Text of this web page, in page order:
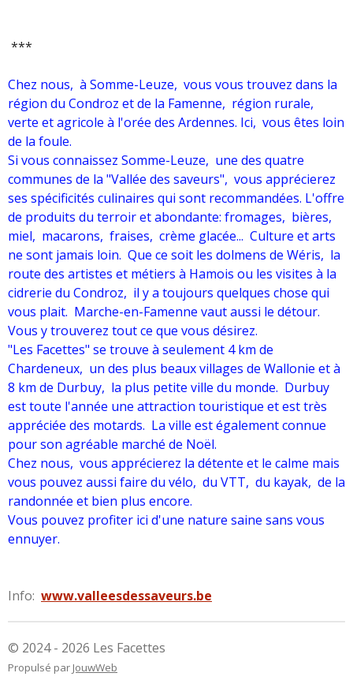
***
Chez nous, à Somme-Leuze, vous vous trouvez dans la
région du Condroz et de la Famenne, région rurale,
verte et agricole à l'orée des Ardennes. Ici, vous êtes loin
de la foule.
Si vous connaissez Somme-Leuze, une des quatre
communes de la "Vallée des saveurs", vous apprécierez
ses spécificités culinaires qui sont recommandées. L'offre
de produits du terroir et abondante: fromages, bières,
miel, macarons, fraises, crème glacée... Culture et arts
ne sont jamais loin. Que ce soit les dolmens de Wéris, la
route des artistes et métiers à Hamois ou les visites à la
cidrerie du Condroz, il y a toujours quelques chose qui
vous plait. Marche-en-Famenne vaut aussi le détour.
Vous y trouverez tout ce que vous désirez.
"Les Facettes" se trouve à seulement 4 km de
Chardeneux, un des plus beaux villages de Wallonie et à
8 km de Durbuy, la plus petite ville du monde. Durbuy
est toute l'année une attraction touristique et est très
appréciée des motards. La ville est également connue
pour son agréable marché de Noël.
Chez nous, vous apprécierez la détente et le calme mais
vous pouvez aussi faire du vélo, du VTT, du kayak, de la
randonnée et bien plus encore.
Vous pouvez profiter ici d'une nature saine sans vous
ennuyer.
Info: www.valleesdessaveurs.be
© 2024 - 2026 Les Facettes
Propulsé par JouwWeb